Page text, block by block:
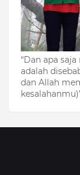
“Dan apa
adalah
dan Allah